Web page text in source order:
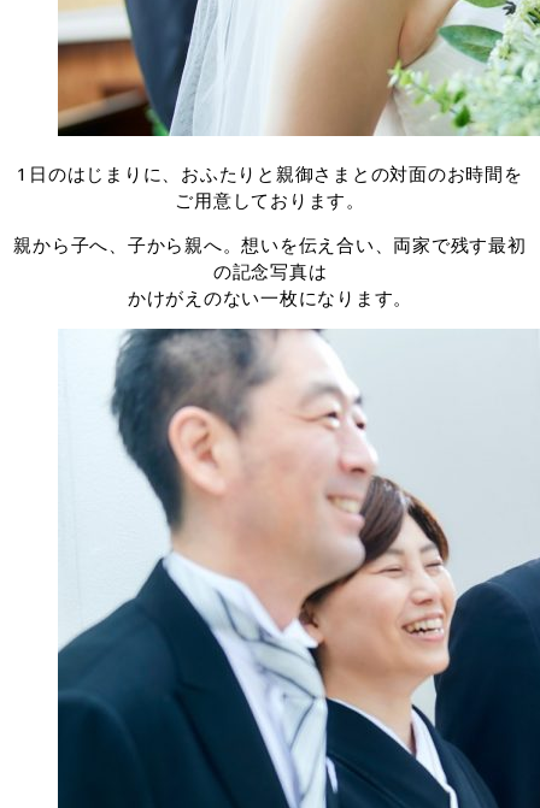
1日のはじまりに、おふたりと親御さまとの対面のお時間を
ご用意しております。
親から子へ、子から親へ。想いを伝え合い、両家で残す最初
の記念写真は
かけがえのない一枚になります。